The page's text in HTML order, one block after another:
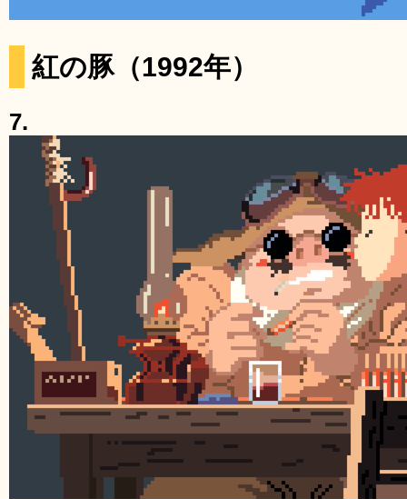
紅の豚（1992年）
7.